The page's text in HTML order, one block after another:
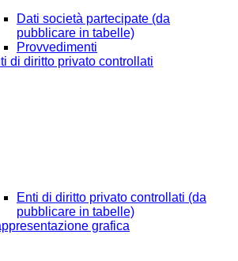
Dati società partecipate (da
pubblicare in tabelle)
Provvedimenti
di diritto privato controllati
Enti di diritto privato controllati (da
pubblicare in tabelle)
grafica